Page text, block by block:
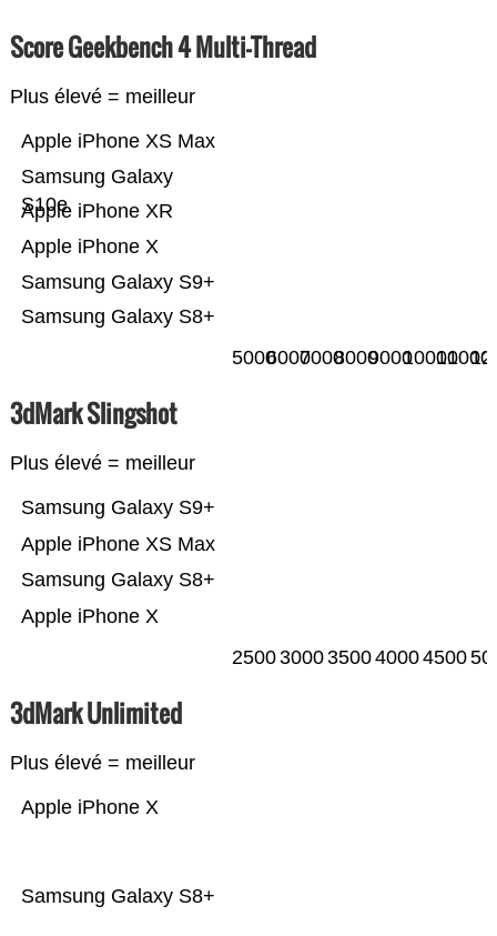
Score Geekbench 4 Multi-Thread
Plus élevé = meilleur
Samsung Galaxy S8+
Samsung Galaxy S9+
Apple iPhone X
Apple iPhone XR
Samsung Galaxy
S10e
Apple iPhone XS Max
500060007000800090001000011000
3dMark Slingshot
Plus élevé = meilleur
Apple iPhone X
Samsung Galaxy S8+
Apple iPhone XS Max
Samsung Galaxy S9+
25003000350040004500
3dMark Unlimited
Plus élevé = meilleur
Samsung Galaxy S8+
Apple iPhone X